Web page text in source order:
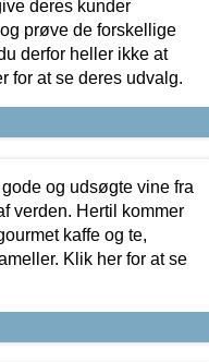
deres kunder
prøve de forskellige
derfor heller ikke at
for at se deres udvalg.
og udsøgte vine fra
verden. Hertil kommer
kaffe og te,
Klik her for at se